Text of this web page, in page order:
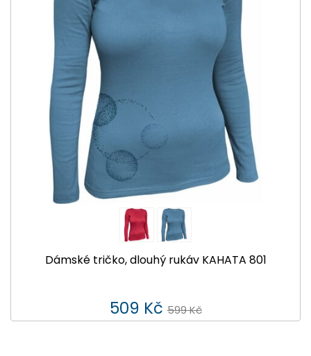
Dámské tričko, dlouhý rukáv KAHATA 801
509 Kč 599 Kč